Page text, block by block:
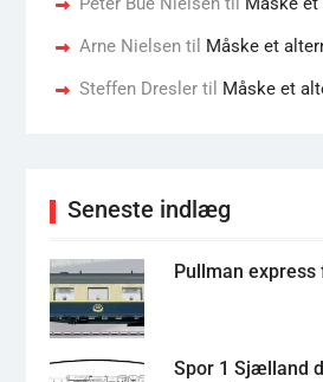
Arne Nielsentil Måske et
Steffen Dreslertil Måske et
Seneste indlæg
Pullman
Spor 1 Sjælland